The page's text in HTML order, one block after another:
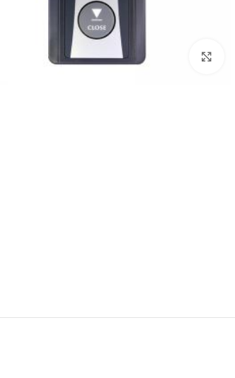
برای بزرگنمایی کلیک کنید